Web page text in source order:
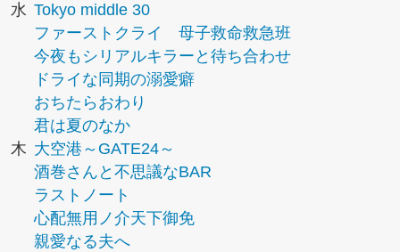
水 Tokyo middle 30
ファーストクライ 母子救命救急班
今夜もシリアルキラーと待ち合わせ
ドライな同期の溺愛癖
おちたらおわり
君は夏のなか
木 大空港～GATE24～
酒巻さんと不思議なBAR
ラストノート
心配無用ノ介天下御免
親愛なる夫へ